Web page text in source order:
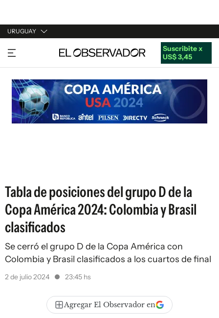
URUGUAY
URUGUAY
ARGENTINA
ESPAÑA
ESTADOS UNIDOS
Suscribite x
US$ 3,45
Tabla de posiciones del grupo D de la
Copa América 2024: Colombia y Brasil
clasificados
Se cerró el grupo D de la Copa América con
Colombia y Brasil clasificados a los cuartos de final
2 de julio 2024 23:45 hs
Agregar El Observador en